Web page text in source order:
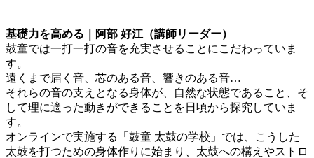
基礎力を高める｜阿部 好江（講師リーダー）
鼓童では一打一打の音を充実させることにこだわっていま
す。
遠くまで届く音、芯のある音、響きのある音…
それらの音の支えとなる身体が、自然な状態であること、そ
して理に適った動きができることを日頃から探究していま
す。
オンラインで実施する「鼓童 太鼓の学校」では、こうした
太鼓を打つための身体作りに始まり、太鼓への構えやストロ